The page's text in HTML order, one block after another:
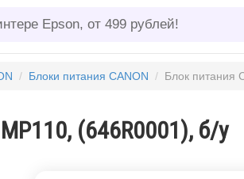
Epson, от 499 рублей!
/ Блоки питания CANON / Блок питания Canon AC-
(646R0001), б/у